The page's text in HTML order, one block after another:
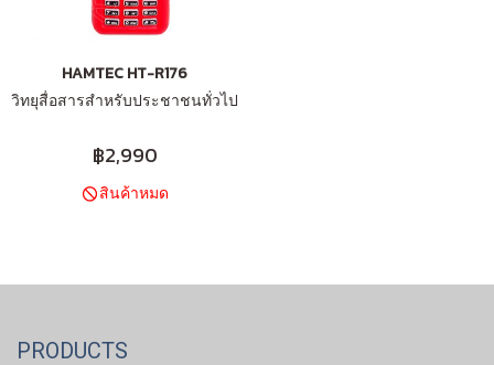
HAMTEC HT-R176
วิทยุสื่อสารสำหรับประชาชนทั่วไป
฿2,990
สินค้าหมด
PRODUCTS